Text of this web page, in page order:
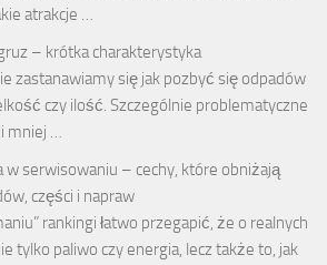
atrakcje …
– krótka charakterystyka
zastanawiamy się jak pozbyć się odpadów
czy ilość. Szczególnie problematyczne
mniej …
w serwisowaniu – cechy, które obniżają
części i napraw
rankingi łatwo przegapić, że o realnych
tylko paliwo czy energia, lecz także to, jak